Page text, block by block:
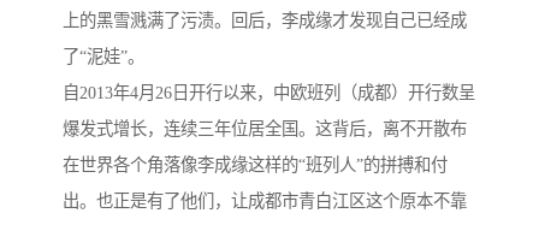
上的黑雪溅满了污渍。回后，李成缘才发现自己已经成
了“泥娃”。
自2013年4月26日开行以来，中欧班列（成都）开行数呈
爆发式增长，连续三年位居全国。这背后，离不开散布
在世界各个角落像李成缘这样的“班列人”的拼搏和付
出。也正是有了他们，让成都市青白江区这个原本不靠